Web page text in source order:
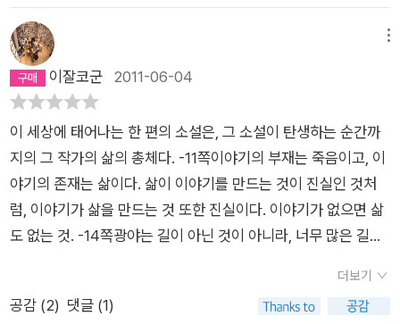
읽을 마음 사라졌어...역효과다 ㅋㅋㅋ 역시 소설가에게는 귓속말
보다 소설 한 편 더 읽는 게 낫지 싶다. 친구랑 제임스 설터 소설
이랑 산문집 이야기하다가도 그 소리 했다. 산문집은 안 사도
돼...난 팔았어...뭐 이런 거...그런데도 이상하게 소설 좋아하면서
그 중 일곱 권만 소설이야...이번 달에는 소설을 좀 읽자.
얘기는 열 권의 책으로 써도 다 못 쓴다고 말하곤 한다. 그런데 왜
한 권도 못 쓰는 걸까?저자는 그랬다. 작가는 보는 것을 쓰는 것
이 아니라 아는 것을 쓰는 거라고. 보는 것을 쓰는 건 기자의 몫일
것이다. 작가는 그 보는 것을 해석한 것을 보여주어야 한다는 말
이다.그래서 작가는 어려운 것인지도 모르겠다. 그 해석 되어진
것을 가지고 독자를 설득하려니 어려울 수 밖에. 그래서 아무리
인간이 하는 일이 어려워도 작가질 보다쉬울거라고 하다가도 여
전히 책상 앞에서 그 천형(天刑)을 온전히 받고 있는 것이다.나
는 올해 들어서본의 아니게 글쓰기에 관한 책을 접할 기회가 많아
적이 있었다. 소설을 어렵게 쓰지 말라는 얘기는 그 보다 오래 전
에 들어서 알고 있는데 작법에 관한 책이 소설 보다 어려우니 이
서 쓸 수 있다. 나이가 들어서도, 어떤 특정한 자격증이 있는 것이
아니기 때문에 '이야기를 만들어내는 능력'만 있으면 누구나 '이
야기꾼'을 꿈꾸어 볼 수 있을 것이다. 그리고 꼭 글쓰는 '능력'을
수 있기 때문에 우리는 그 훈련을 하기 위해서 '글쓰기 교실'이나
'논술 교실' 등을 열심히 다니기도 한다. 그렇다면 어떻게 글을 써
야 하는지 함께 살펴보자. 사실 이 책의 목차만 봐도 대충 감이 잡
히기는 하다. 잘 읽어야 잘 쓸수도 있는 것이다. 그리고 하고 싶은
'이야기' 자체가 있어야 한다. 보이는 대로가 아니라 낯설게 써야
한다. 할 이야기의 밑그림을 먼저 그려야 한다. 갈등을 플롯으로
긴장감 있게 배치해야 한다. 그리고 이야기의 내용을 선택하고 배
이잘코군 2011-06-04
이 세상에 태어나는 한 편의 소설은, 그 소설이 탄생하는 순간까
지의 그 작가의 삶의 총체다. -11쪽이야기의 부재는 죽음이고, 이
야기의 존재는 삶이다. 삶이 이야기를 만드는 것이 진실인 것처
럼, 이야기가 삶을 만드는 것 또한 진실이다. 이야기가 없으면 삶
도 없는 것. -14쪽광야는 길이 아닌 것이 아니라, 너무 많은 길이
곳, 그곳이 광야가 아닌가. 정해진 하나의 길이 없기 때문에, 데려
다줄 정해진 경로가 따로 없기 때문에, 어디로든 갈 수 있는 것이
더보기
공감 (2) 댓글 (1)